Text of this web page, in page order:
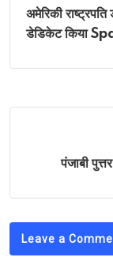
अमेरिकी
डेडिकेट किया
पंजाबी
Leave a